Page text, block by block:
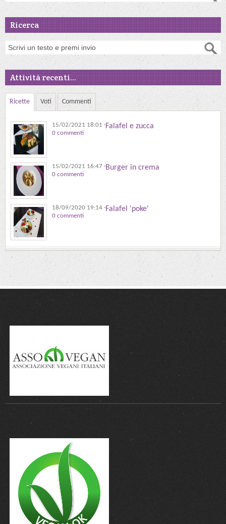
Ricerca
Attività recenti...
Ricette Voti Commenti
Falafel e zucca
15/02/2021 18:01 ·
0 commenti
Burger in crema
15/02/2021 16:47 ·
0 commenti
Falafel 'poke'
18/09/2020 19:14 ·
0 commenti